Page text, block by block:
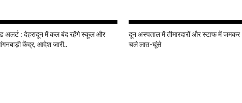
अलर्ट : देहरादून में कल बंद रहेंगे स्कूल और
केंद्र, आदेश जारी..
दून अस्पताल में तीमारदारों और स्टाफ में जमकर
चले लात-घूंसे